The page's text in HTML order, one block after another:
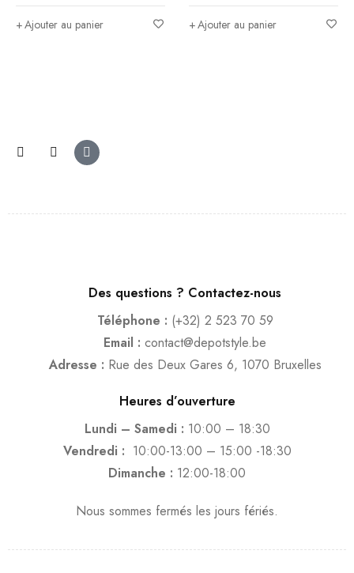
Ajouter au panier Ajouter au panier
Des questions ? Contactez-nous
Téléphone : (+32) 2 523 70 59
Email : contact@depotstyle.be
Adresse : Rue des Deux Gares 6, 1070 Bruxelles
Heures d’ouverture
Lundi – Samedi : 10:00 – 18:30
Vendredi : 10:00-13:00 – 15:00 -18:30
Dimanche : 12:00-18:00
Nous sommes fermés les jours fériés.